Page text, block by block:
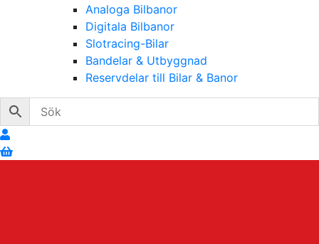
Analoga Bilbanor
Digitala Bilbanor
Slotracing-Bilar
Bandelar & Utbyggnad
Reservdelar till Bilar & Banor